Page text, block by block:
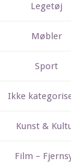
Legetøj
Møbler
Sport
Ikke
Kunst &
Film –